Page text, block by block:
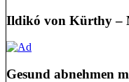
Ildikó von Kürthy –
Gesund abnehmen